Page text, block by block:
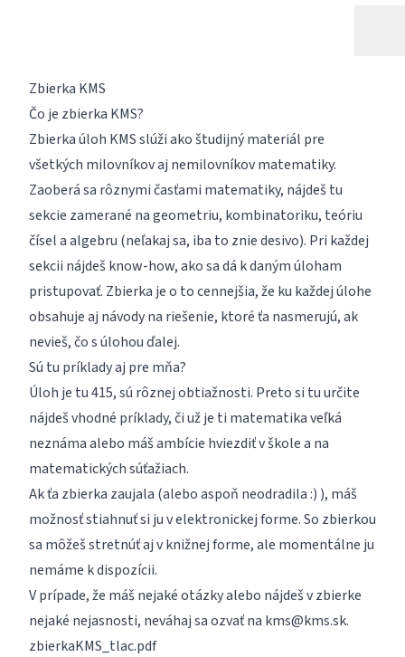
Zbierka KMS
Čo je zbierka KMS?
Zbierka úloh KMS slúži ako študijný materiál pre
všetkých milovníkov aj nemilovníkov matematiky.
Zaoberá sa rôznymi časťami matematiky, nájdeš tu
sekcie zamerané na geometriu, kombinatoriku, teóriu
čísel a algebru (neľakaj sa, iba to znie desivo). Pri každej
sekcii nájdeš know-how, ako sa dá k daným úloham
pristupovať. Zbierka je o to cennejšia, že ku každej úlohe
obsahuje aj návody na riešenie, ktoré ťa nasmerujú, ak
nevieš, čo s úlohou ďalej.
Sú tu príklady aj pre mňa?
Úloh je tu 415, sú rôznej obtiažnosti. Preto si tu určite
nájdeš vhodné príklady, či už je ti matematika veľká
neznáma alebo máš ambície hviezdiť v škole a na
matematických súťažiach.
Ak ťa zbierka zaujala (alebo aspoň neodradila :) ), máš
možnosť stiahnuť si ju v elektronickej forme. So zbierkou
sa môžeš stretnúť aj v knižnej forme, ale momentálne ju
nemáme k dispozícii.
V prípade, že máš nejaké otázky alebo nájdeš v zbierke
nejaké nejasnosti, neváhaj sa ozvať na kms@kms.sk.
zbierkaKMS_tlac.pdf